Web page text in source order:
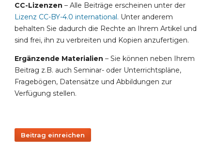
CC-Lizenzen – Alle Beiträge erscheinen unter der
Lizenz CC-BY-4.0 international. Unter anderem
behalten Sie dadurch die Rechte an Ihrem Artikel und
sind frei, ihn zu verbreiten und Kopien anzufertigen.
Ergänzende Materialien – Sie können neben Ihrem
Beitrag z.B. auch Seminar- oder Unterrichtspläne,
Fragebögen, Datensätze und Abbildungen zur
Verfügung stellen.
Beitrag einreichen